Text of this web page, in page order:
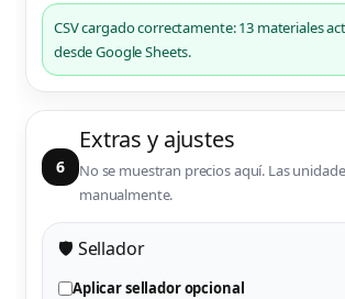
CSV cargado correctamente: 13 materiales
desde Google Sheets.
6
Extras y ajustes
No se muestran precios aquí. Las
manualmente.
🛡️ Sellador
Aplicar sellador opcional